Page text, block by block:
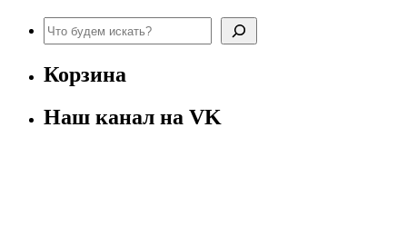
Поиск
Корзина
Наш канал на VK